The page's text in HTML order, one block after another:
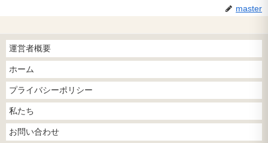
master
運営者概要
ホーム
プライバシーポリシー
私たち
お問い合わせ